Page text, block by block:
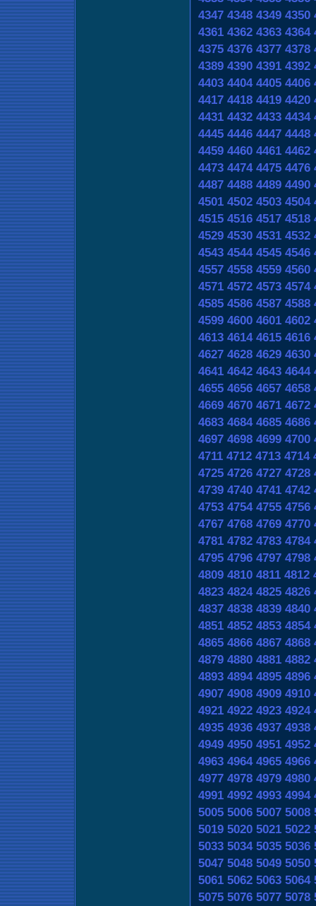
4347 4348 4349 4350
4361 4362 4363 4364
4375 4376 4377 4378
4389 4390 4391 4392
4403 4404 4405 4406
4417 4418 4419 4420
4431 4432 4433 4434
4445 4446 4447 4448
4459 4460 4461 4462
4473 4474 4475 4476
4487 4488 4489 4490
4501 4502 4503 4504
4515 4516 4517 4518
4529 4530 4531 4532
4543 4544 4545 4546
4557 4558 4559 4560
4571 4572 4573 4574
4585 4586 4587 4588
4599 4600 4601 4602
4613 4614 4615 4616
4627 4628 4629 4630
4641 4642 4643 4644
4655 4656 4657 4658
4669 4670 4671 4672
4683 4684 4685 4686
4697 4698 4699 4700
4711 4712 4713 4714
4725 4726 4727 4728
4739 4740 4741 4742
4753 4754 4755 4756
4767 4768 4769 4770
4781 4782 4783 4784
4795 4796 4797 4798
4809 4810 4811 4812
4823 4824 4825 4826
4837 4838 4839 4840
4851 4852 4853 4854
4865 4866 4867 4868
4879 4880 4881 4882
4893 4894 4895 4896
4907 4908 4909 4910
4921 4922 4923 4924
4935 4936 4937 4938
4949 4950 4951 4952
4963 4964 4965 4966
4977 4978 4979 4980
4991 4992 4993 4994
5005 5006 5007 5008
5019 5020 5021 5022
5033 5034 5035 5036
5047 5048 5049 5050
5061 5062 5063 5064
5075 5076 5077 5078